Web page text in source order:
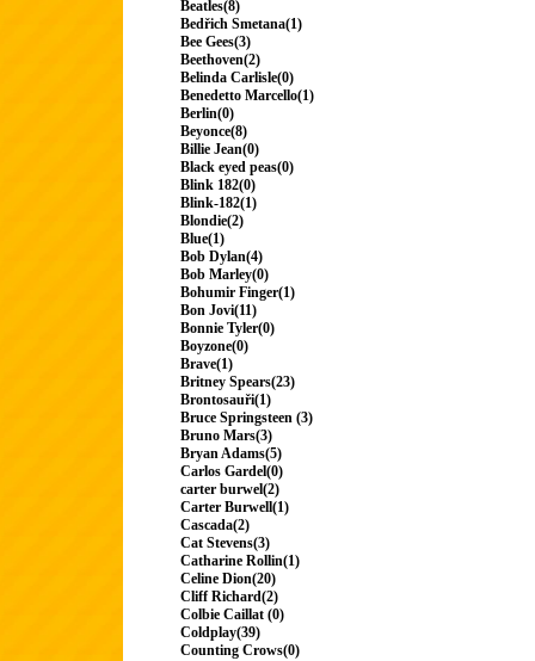
Beatles(8)
Bedřich Smetana(1)
Bee Gees(3)
Beethoven(2)
Belinda Carlisle(0)
Benedetto Marcello(1)
Berlin(0)
Beyonce(8)
Billie Jean(0)
Black eyed peas(0)
Blink 182(0)
Blink-182(1)
Blondie(2)
Blue(1)
Bob Dylan(4)
Bob Marley(0)
Bohumir Finger(1)
Bon Jovi(11)
Bonnie Tyler(0)
Boyzone(0)
Brave(1)
Britney Spears(23)
Brontosauři(1)
Bruce Springsteen (3)
Bruno Mars(3)
Bryan Adams(5)
Carlos Gardel(0)
carter burwel(2)
Carter Burwell(1)
Cascada(2)
Cat Stevens(3)
Catharine Rollin(1)
Celine Dion(20)
Cliff Richard(2)
Colbie Caillat (0)
Coldplay(39)
Counting Crows(0)